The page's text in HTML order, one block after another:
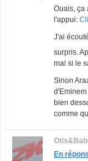
Ouais, ça
l'appui:
J'ai
surpris.
mal si le
Sinon
bien
comme
En